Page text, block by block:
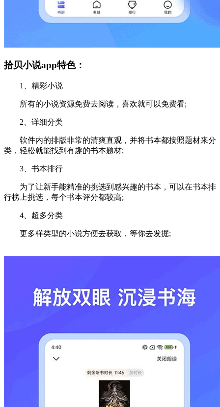
拾贝小说app特色：
1、精彩小说
所有的小说资源免费去阅读，喜欢就可以免费看;
2、详细分类
软件内的排版非常的清爽直观，并将书本都按照题材来分
类，轻松就能找到有趣的书本题材;
3、书本排行
为了让新手能精准的挑选到感兴趣的书本，可以在书本排
行榜上挑选，每个书本评分都较高;
4、超多分类
更多样类型的小说方便去获取，等你去发掘;